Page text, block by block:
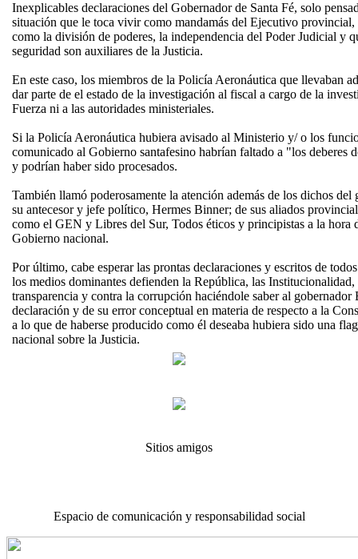
Inexplicables declaraciones del Gobernador de Santa Fé, solo
situación que le toca vivir como mandamás del Ejecutivo provincial,
como la división de poderes, la independencia del Poder Judicial y
seguridad son auxiliares de la Justicia.
En este caso, los miembros de la Policía Aeronáutica que llevaban
dar parte de el estado de la investigación al fiscal a cargo de la
Fuerza ni a las autoridades ministeriales.
Si la Policía Aeronáutica hubiera avisado al Ministerio y/ o los
comunicado al Gobierno santafesino habrían faltado a "los deberes
y podrían haber sido procesados.
También llamó poderosamente la atención además de los dichos
su antecesor y jefe político, Hermes Binner; de sus aliados
como el GEN y Libres del Sur, Todos éticos y principistas a la hora
Gobierno nacional.
Por último, cabe esperar las prontas declaraciones y escritos de
los medios dominantes defienden la República, las
transparencia y contra la corrupción haciéndole saber al gobernador
declaración y de su error conceptual en materia de respecto a la
a lo que de haberse producido como él deseaba hubiera sido una
nacional sobre la Justicia.
Sitios amigos
Espacio de comunicación y responsabilidad social